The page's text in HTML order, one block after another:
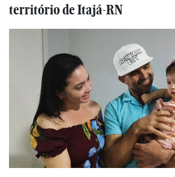
território de Itajá-RN